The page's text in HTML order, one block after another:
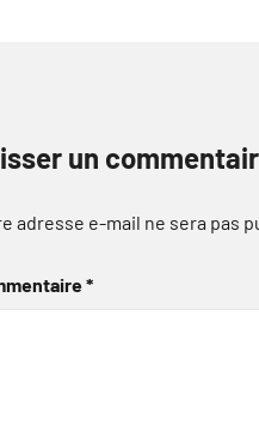
un
adresse e-mail ne sera pas
*